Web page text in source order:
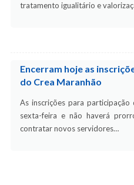
tratamento igualitário e
Encerram hoje as
do Crea Maranhão
As inscrições para participação
sexta-feira e não haverá
contratar novos servidores…